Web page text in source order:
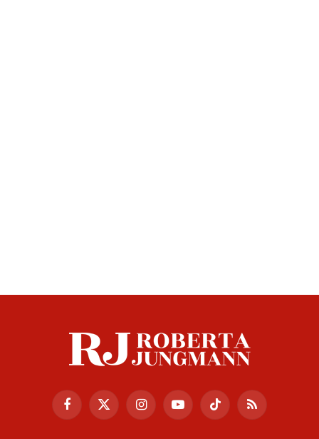
Facebook
X
InstagramYouTubeTikTok RSS